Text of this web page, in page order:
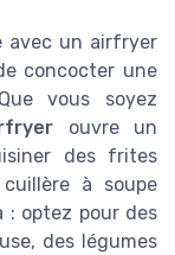
avec un airfryer
concocter une
vous soyez
ouvre un
des frites
à soupe
: optez pour des
des légumes